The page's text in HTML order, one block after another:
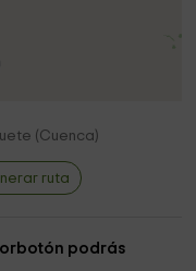
(Cuenca)
ruta
podrás